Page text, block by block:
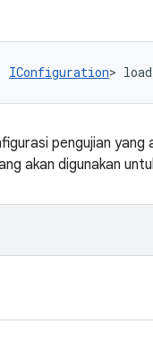
IConfiguration>
pengujian yang
akan digunakan